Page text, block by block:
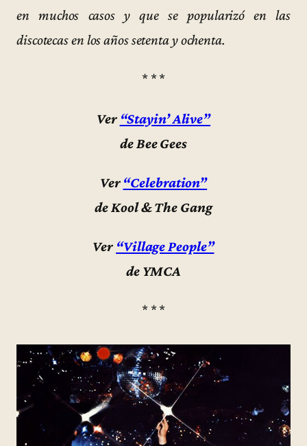
en muchos casos y que se popularizó en las
discotecas en los años setenta y ochenta.
* * *
Ver “Stayin’ Alive”
de Bee Gees
Ver “Celebration”
de Kool & The Gang
Ver “Village People”
de YMCA
* * *